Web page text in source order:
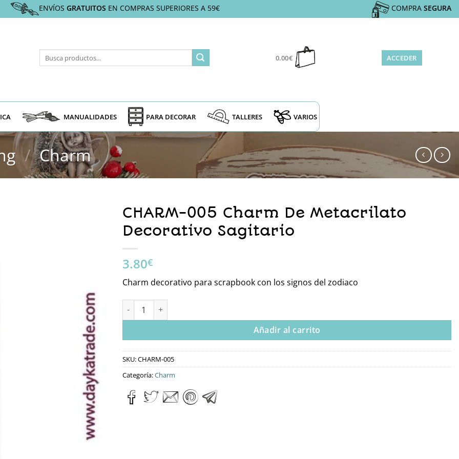
ENVÍOS GRATUITOS EN COMPRAS SUPERIORES A 59€ COMPRA SEGURA
por:
0.00€ ACCEDER
MANUALIDADES PARA DECORAR TALLERES VARIOS
/ Charm
CHARM-005 Charm De Metacrilato
Decorativo Sagitario
3.80€
Charm decorativo para scrapbook con los signos del zodiaco
CHARM-005 Charm De Metacrilato Decorativo Sagitario cantidad
Añadir al carrito
SKU:CHARM-005
Categoría:Charm